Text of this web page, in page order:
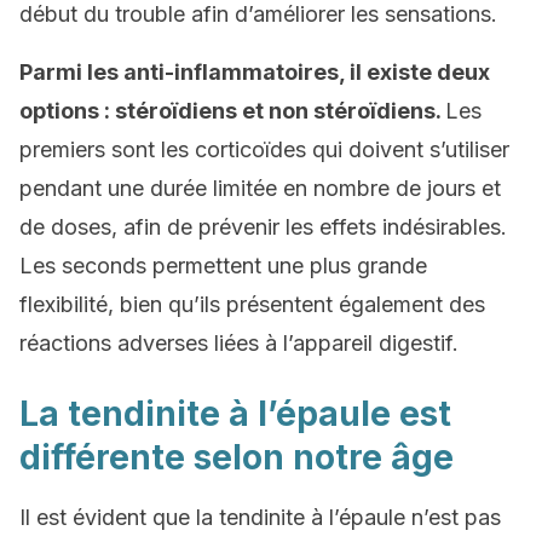
début du trouble afin d’améliorer les sensations.
Parmi les anti-inflammatoires, il existe deux
options : stéroïdiens et non stéroïdiens. Les
premiers sont les corticoïdes qui doivent s’utiliser
pendant une durée limitée en nombre de jours et
de doses, afin de prévenir les effets indésirables.
Les seconds permettent une plus grande
flexibilité, bien qu’ils présentent également des
réactions adverses liées à l’appareil digestif.
La tendinite à l’épaule est
différente selon notre âge
Il est évident que la tendinite à l’épaule n’est pas